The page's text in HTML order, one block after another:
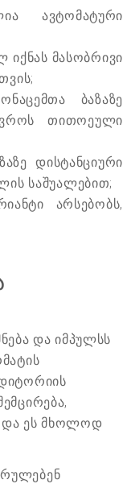
ავტომატური
იქნას მასობრივი
ბაზაზე
თითოეული
დისტანციური
საშუალებით;
არსებობს,
და იმპულსს
და ეს მხოლოდ